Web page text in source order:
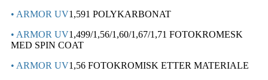
• ARMOR UV1,591 POLYKARBONAT
• ARMOR UV1,499/1,56/1,60/1,67/1,71 FOTOKROMESK
MED SPIN COAT
• ARMOR UV1,56 FOTOKROMISK ETTER MATERIALE